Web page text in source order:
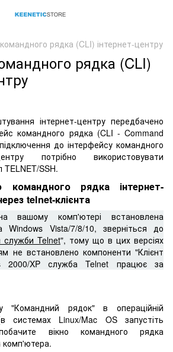
рядка (CLI) інтернет-центру
рядка (CLI)
інтернет-центру передбачено
командного рядка (CLI - Command
до інтерфейсу командного
потрібно використовувати
SSH.
командного рядка інтернет-
telnet-клієнта
вашому комп'ютері встановлена
Windows Vista/7/8/10, зверніться до
служби Telnet", тому що в цих версіях
не встановлено компоненти "Клієнт
2000/XP служба Telnet працює за
"Командний рядок" в операційній
системах Linux/Mac OS запустіть
вікно командного рядка
комп'ютера.